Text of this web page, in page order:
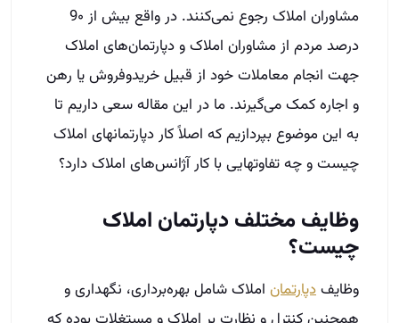
مشاوران املاک رجوع نمی‌کنند. در واقع بیش از 9۰
درصد مردم از مشاوران املاک و دپارتمان‌های املاک
جهت انجام معاملات خود از قبیل خریدوفروش یا رهن
و اجاره کمک می‌گیرند. ما در این مقاله سعی داریم تا
به این موضوع بپردازیم که اصلاً کار دپارتمان­های املاک
چیست و چه تفاوت­هایی با کار آژانس‌های املاک دارد؟
وظایف مختلف دپارتمان املاک
چیست؟
وظایفدپارتمان املاک شامل بهره‌برداری،‌ نگهداری و